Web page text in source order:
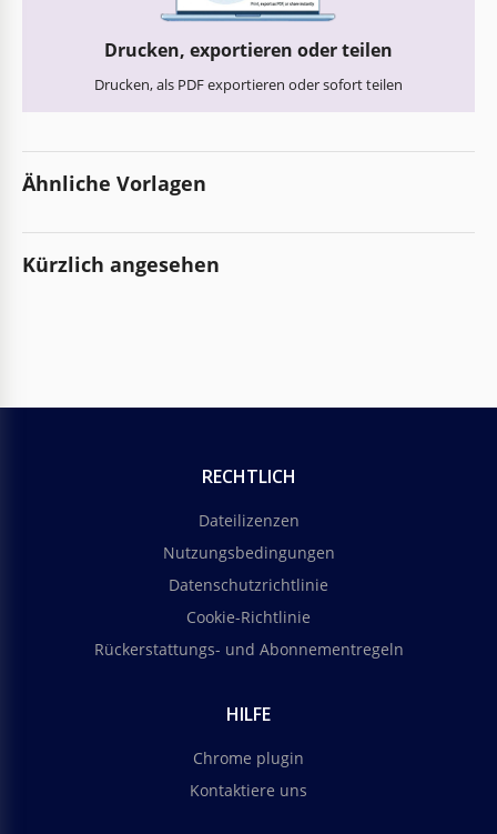
Drucken, exportieren oder teilen
Drucken, als PDF exportieren oder sofort teilen
Ähnliche Vorlagen
Kürzlich angesehen
RECHTLICH
Dateilizenzen
Nutzungsbedingungen
Datenschutzrichtlinie
Cookie-Richtlinie
Rückerstattungs- und Abonnementregeln
HILFE
Chrome plugin
Kontaktiere uns